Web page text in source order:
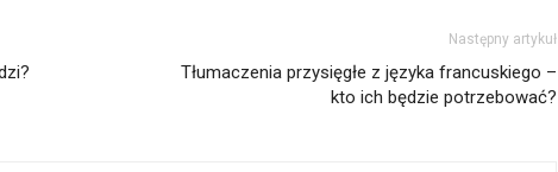
Następny artykuł
Tłumaczenia przysięgłe z języka francuskiego –
kto ich będzie potrzebować?